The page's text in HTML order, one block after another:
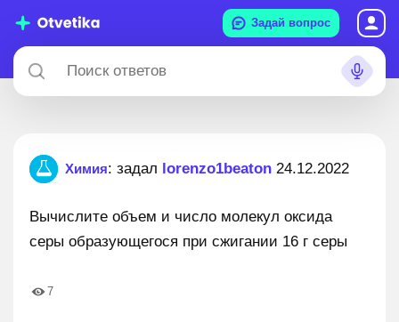
Задай вопрос
Химия: задал lorenzo1beaton 24.12.2022
Вычислите объем и число молекул оксида
серы образующегося при сжигании 16 г серы
7